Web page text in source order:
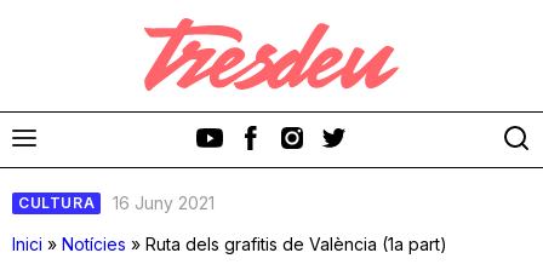
CULTURA
16 Juny 2021
Inici » Notícies » Ruta dels grafitis de València (1a part)